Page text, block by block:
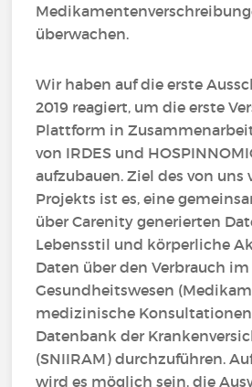
überwachen.
Wir haben auf die erste
2019 reagiert, um die erste
Plattform in
von IRDES und
aufzubauen. Ziel des von uns
Projekts ist es, eine
über Carenity generierten
Lebensstil und körperliche
Daten über den Verbrauch im
Gesundheitswesen
medizinische Konsultationen
Datenbank der
(SNIIRAM) durchzuführen.
wird es möglich sein, die